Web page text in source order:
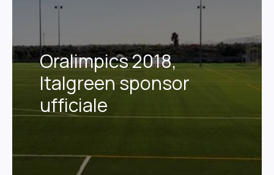
Oralimpics 2018,
Italgreen sponsor
ufficiale